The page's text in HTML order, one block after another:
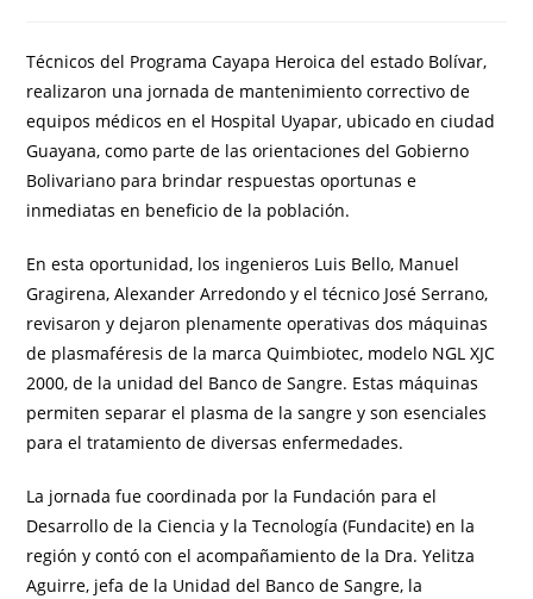
Técnicos del Programa Cayapa Heroica del estado Bolívar,
realizaron una jornada de mantenimiento correctivo de
equipos médicos en el Hospital Uyapar, ubicado en ciudad
Guayana, como parte de las orientaciones del Gobierno
Bolivariano para brindar respuestas oportunas e
inmediatas en beneficio de la población.
En esta oportunidad, los ingenieros Luis Bello, Manuel
Gragirena, Alexander Arredondo y el técnico José Serrano,
revisaron y dejaron plenamente operativas dos máquinas
de plasmaféresis de la marca Quimbiotec, modelo NGL XJC
2000, de la unidad del Banco de Sangre. Estas máquinas
permiten separar el plasma de la sangre y son esenciales
para el tratamiento de diversas enfermedades.
La jornada fue coordinada por la Fundación para el
Desarrollo de la Ciencia y la Tecnología (Fundacite) en la
región y contó con el acompañamiento de la Dra. Yelitza
Aguirre, jefa de la Unidad del Banco de Sangre, la